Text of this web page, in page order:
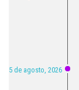
5 de agosto, 2026